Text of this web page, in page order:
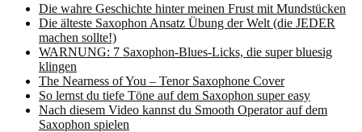
Die wahre Geschichte hinter meinen Frust mit Mundstücken
Die älteste Saxophon Ansatz Übung der Welt (die JEDER
machen sollte!)
WARNUNG: 7 Saxophon-Blues-Licks, die super bluesig
klingen
The Nearness of You – Tenor Saxophone Cover
So lernst du tiefe Töne auf dem Saxophon super easy
Nach diesem Video kannst du Smooth Operator auf dem
Saxophon spielen